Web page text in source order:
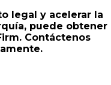
legal y acelerar la
puede obtener
Contáctenos